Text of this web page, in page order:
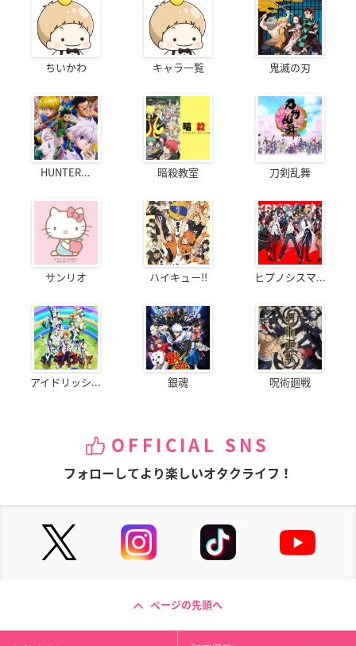
ちいかわ キャラ一覧 鬼滅の刃
HUNTER... 暗殺教室 刀剣乱舞
サンリオ ハイキュー!! ヒプノシスマ...
アイドリッシ... 銀魂 呪術廻戦
OFFICIAL SNS
フォローしてより楽しいオタクライフ！
ページの先頭へ